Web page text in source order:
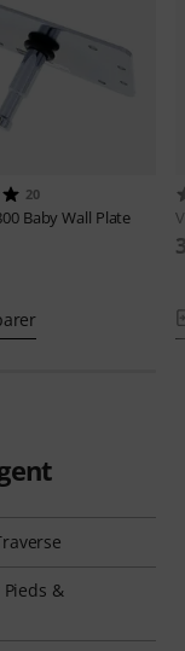
20
Baby Wall Plate
&